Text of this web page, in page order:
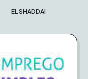
EL SHADDAI